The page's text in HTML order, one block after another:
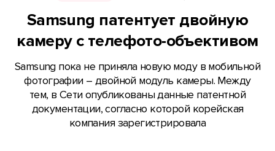
Samsung патентует двойную
камеру с телефото-объективом
Samsung пока не приняла новую моду в мобильной
фотографии – двойной модуль камеры. Между
тем, в Сети опубликованы данные патентной
документации, согласно которой корейская
компания зарегистрировала